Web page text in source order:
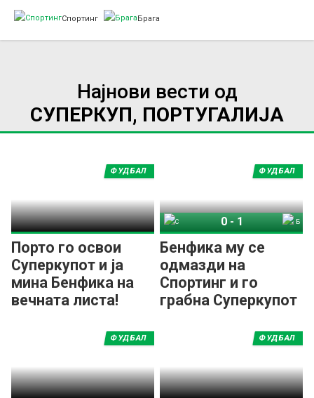
Спортинг Брага
Најнови вести од
СУПЕРКУП, ПОРТУГАЛИЈА
Порто го освои
Суперкупот и ја
мина Бенфика на
вечната листа!
ФУДБАЛ
Бенфика му се
одмазди на
Спортинг и го
грабна Суперкупот
ФУДБАЛ
0 - 1
ФУДБАЛ ФУДБАЛ